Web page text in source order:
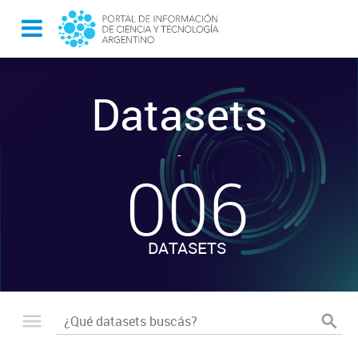
Datasets
-
006
DATASETS